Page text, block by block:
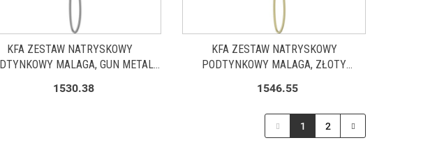
KFA ZESTAW NATRYSKOWY
MALAGA, GUN METAL
1530.38
KFA ZESTAW NATRYSKOWY
PODTYNKOWY MALAGA, ZŁOTY
1546.55
1 2